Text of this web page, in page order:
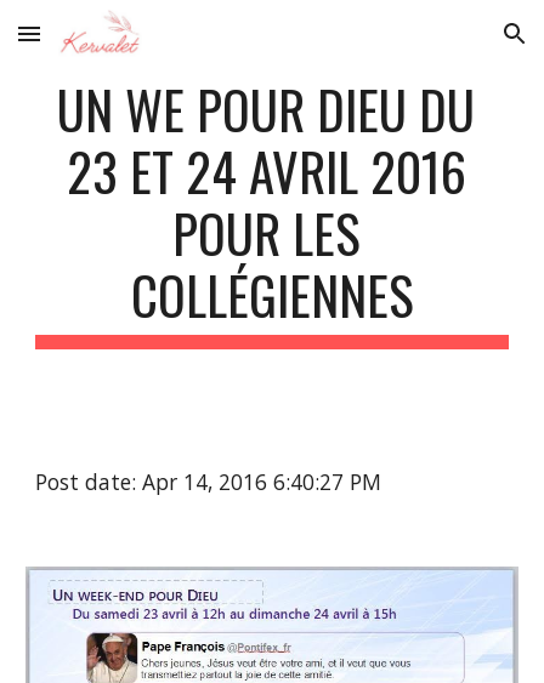
Skip to main content Skip to navigation
UN WE POUR DIEU DU
23 ET 24 AVRIL 2016
POUR LES
COLLÉGIENNES
Post date: Apr 14, 2016 6:40:27 PM